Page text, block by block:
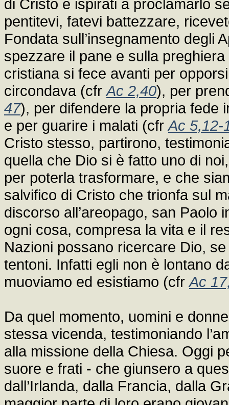
di Cristo e ispirati a proclamarlo
pentitevi, fatevi battezzare,
Fondata sull’insegnamento degli
spezzare il pane e sulla
cristiana si fece avanti per
circondava (cfrAc 2,40), per
47), per difendere la propria fede
e per guarire i malati (cfrAc 5,12-
Cristo stesso, partirono,
quella che Dio si è fatto uno di
per poterla trasformare, e che
salvifico di Cristo che trionfa sul
discorso all’areopago, san
ogni cosa, compresa la vita e il
Nazioni possano ricercare Dio,
tentoni. Infatti egli non è lontano
muoviamo ed esistiamo (cfrAc
Da quel momento, uomini e
stessa vicenda, testimoniando
alla missione della Chiesa. Oggi
suore e frati - che giunsero a
dall’Irlanda, dalla Francia, dalla